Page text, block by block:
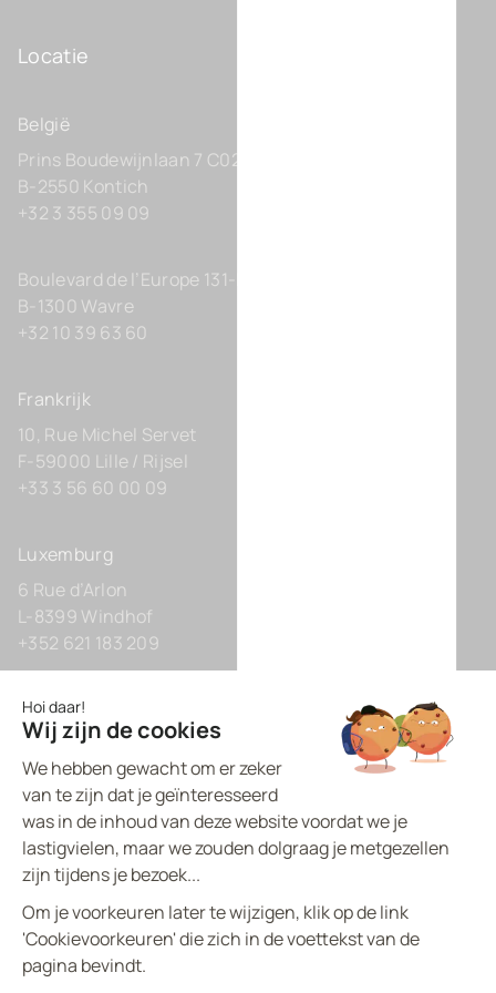
Locatie
België
Prins Boudewijnlaan 7 C0201
B-2550 Kontich
+32 3 355 09 09
Boulevard de l’Europe 131-D21
B-1300 Wavre
+32 10 39 63 60
Frankrijk
10, Rue Michel Servet
F-59000 Lille / Rijsel
+33 3 56 60 00 09
Luxemburg
6 Rue d’Arlon
L-8399 Windhof
+352 621 183 209
Duitsland
Zollhof 8
D-40221 Düsseldorf
+49 211 9425160 0
BVI.EU - ©2026All rights reserved
Made by
proptell
Privacybeleid
Cookiespolicy